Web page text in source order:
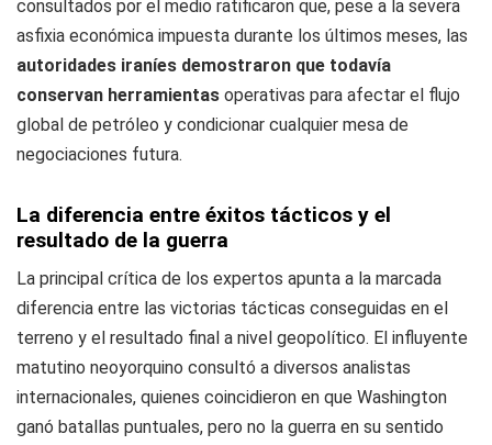
consultados por el medio ratificaron que, pese a la severa
asfixia económica impuesta durante los últimos meses, las
autoridades iraníes demostraron que todavía
conservan herramientas operativas para afectar el flujo
global de petróleo y condicionar cualquier mesa de
negociaciones futura.
La diferencia entre éxitos tácticos y el
resultado de la guerra
La principal crítica de los expertos apunta a la marcada
diferencia entre las victorias tácticas conseguidas en el
terreno y el resultado final a nivel geopolítico. El influyente
matutino neoyorquino consultó a diversos analistas
internacionales, quienes coincidieron en que Washington
ganó batallas puntuales, pero no la guerra en su sentido